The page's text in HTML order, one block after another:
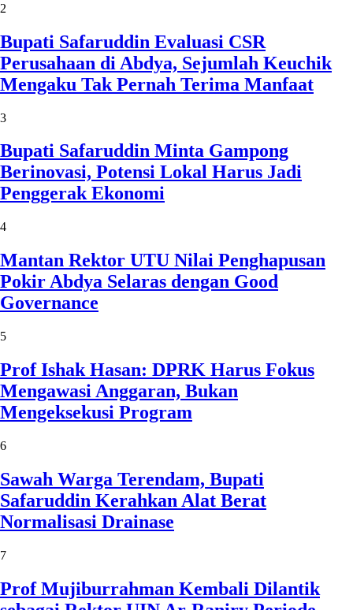
2
Bupati Safaruddin Evaluasi CSR
Perusahaan di Abdya, Sejumlah Keuchik
Mengaku Tak Pernah Terima Manfaat
3
Bupati Safaruddin Minta Gampong
Berinovasi, Potensi Lokal Harus Jadi
Penggerak Ekonomi
4
Mantan Rektor UTU Nilai Penghapusan
Pokir Abdya Selaras dengan Good
Governance
5
Prof Ishak Hasan: DPRK Harus Fokus
Mengawasi Anggaran, Bukan
Mengeksekusi Program
6
Sawah Warga Terendam, Bupati
Safaruddin Kerahkan Alat Berat
Normalisasi Drainase
7
Prof Mujiburrahman Kembali Dilantik